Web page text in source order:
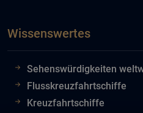
Wissenswertes
Sehenswürdigkeiten
Flusskreuzfahrtschiffe
Kreuzfahrtschiffe